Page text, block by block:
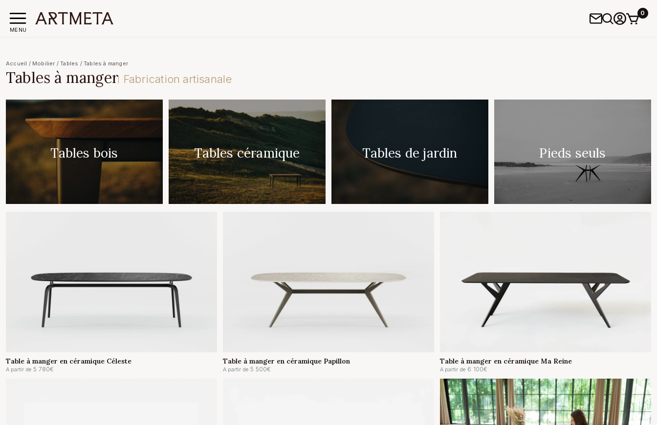
MENU
0
Accueil / Mobilier /Tables /Tables à manger
Tables à manger Fabrication artisanale
Tables bois Tables céramique Tables de jardin Pieds seuls
Table à manger en céramique Céleste
A partir de 5 780€
Table à manger en céramique Papillon
A partir de 5 500€
Table à manger en céramique Ma Reine
A partir de 6 100€